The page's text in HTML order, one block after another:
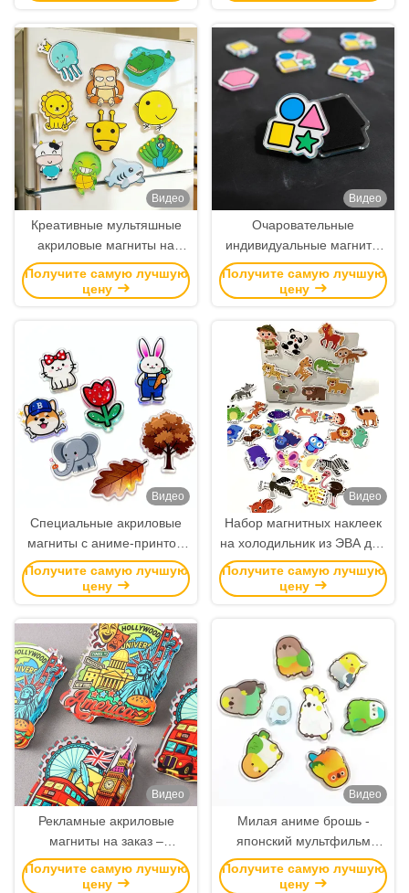
Видео
Креативные мультяшные
акриловые магниты на
холодильник с
индивидуальным
Получите самую лучшую
цену
Видео
Очаровательные
индивидуальные магниты
для холодильников для
животных служат
декором и уникальными
подарками.
Получите самую лучшую
цену
Видео
Специальные акриловые
магниты с аниме-принтом
являются рекламными
сувенирами холодильника
Получите самую лучшую
цену
Видео
Набор магнитных наклеек
на холодильник из ЭВА для
детей, развивающие
игрушки, мультяшные
Получите самую лучшую
цену
Видео
Рекламные акриловые
магниты на заказ –
Магниты на холодильник с
аниме-дизайном,
Получите самую лучшую
цену
Видео
Милая аниме брошь -
японский мультфильм
акриловый пин,
высококачественное
Получите самую лучшую
цену